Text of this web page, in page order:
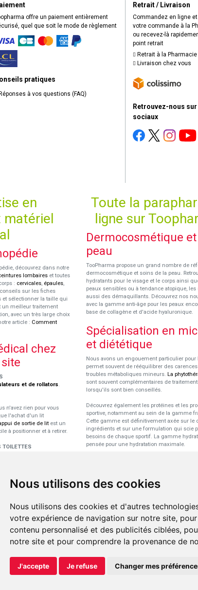
Nous utilisons des cookies
Nous utilisons des cookies et d'autres
votre expérience de navigation sur notre site,
contenu personnalisé et des publicités ciblées,
notre site et pour comprendre la provenance de
J'accepte Je refuse Changer mes
offre un paiement entièrement
quel que soit le mode de règlement
pratiques
Réponses à vos questions (FAQ)
Retrait / Livraison
Commandez en ligne
votre commande à la
ou recevez-là
point retrait
Retrait à la Pharmacie
Livraison chez vous
Retrouvez-nous
sociaux
en
matériel
découvrez dans notre
lombaires et toutes
: cervicales, épaules,
sur les fiches
et sélectionner la taille qui
un meilleur traitement
avec un très large choix
article : Comment
chez
et de rollators.
n'avez rien pour vous
l'achat d'un lit
de sortie de lit est un
à positionner et à retirer.
TOILETTES
durant le bain, utilisez la
d'un dossier pour vous
MÉDICAL
matériel médical
l'utilité de pouvoir se
plus récurrents et l'apport
concentrateurs d'oxygène
adaptés.
Toute la
ligne sur
Dermocosmétique
peau
TooPharma propose un grand nombre de
dermocosmétique et soins de la peau.
hydratants pour le visage et le corps ainsi
peaux sensibles ou à tendance atopique,
aussi des démaquillants. Découvrez nos
avec la gamme anti-âge pour les peaux
base de collagène et d'acide hyaluronique.
Spécialisation en
et diététique
Nous avons un engouement particulier
permet souvent de rééquilibrer des
troubles métaboliques mineurs. La
sont souvent complémentaires de
lorsqu'ils sont bien conseillés.
Découvrez également les protéines et les
sportive, notamment au sein de la gamme
Cette gamme est définitivement axée sur le
ingrédients et sur une formulation qui scie
besoins de chaque sportif. La gamme
pensée pour une hydratation maximale.
probiotiques
nous sommes spécialisés dans ce domaine
produits de qualité et pour pouvoir vous
pertinente.